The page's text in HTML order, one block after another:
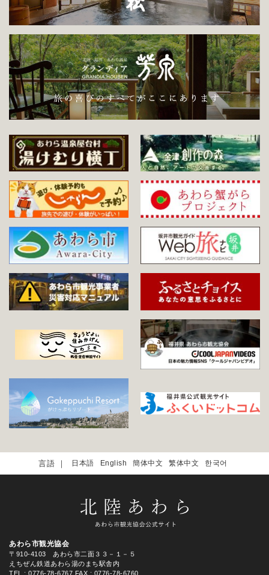
日本語 English 簡体中文 繁体中文 한국어
あわら市観光協会
〒910-4103 あわら市二面３３－１－５
えちぜん鉄道あわら湯のまち駅舎内
TEL
: 0776-78-6767 FAX : 0776-78-6760